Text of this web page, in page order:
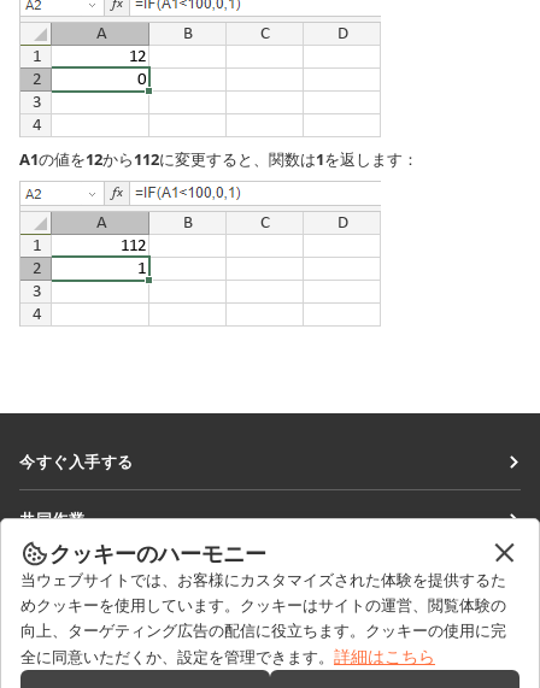
A1の値を12から112に変更すると、関数は1を返します：
今すぐ入手する
DocSpace
Workspace
コネクター
デスクトップアプリ
共同作業
貢献者向け
翻訳者向け
インフルエンサー向け
求人情報
ニュースを見る
ブログ
ヘルプを得る
フォーラム
クッキーのハーモニー
当ウェブサイトでは、お客様にカスタマイズされた体験を提供するた
めクッキーを使用しています。クッキーはサイトの運営、閲覧体験の
向上、ターゲティング広告の配信に役立ちます。クッキーの使用に完
全に同意いただくか、設定を管理できます。 詳細はこちら